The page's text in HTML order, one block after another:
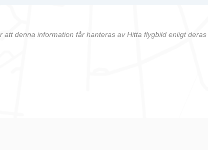
att denna information får hanteras av Hitta flygbild enligt deras